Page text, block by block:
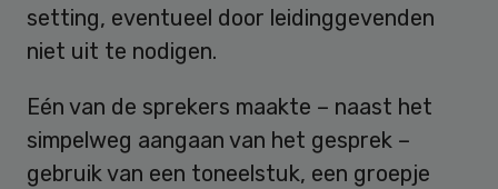
setting, eventueel door leidinggevenden
niet uit te nodigen.
Eén van de sprekers maakte – naast het
simpelweg aangaan van het gesprek –
gebruik van een toneelstuk, een groepje